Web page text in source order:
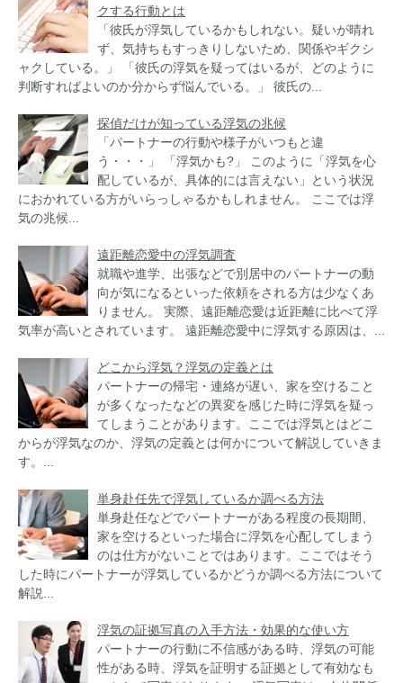
クする行動とは
「彼氏が浮気しているかもしれない。疑いが晴れ
ず、気持ちもすっきりしないため、関係やギクシ
ャクしている。」 「彼氏の浮気を疑ってはいるが、どのように
判断すればよいのか分からず悩んでいる。」 彼氏の...
探偵だけが知っている浮気の兆候
「パートナーの行動や様子がいつもと違
う・・・」 「浮気かも?」 このように「浮気を心
配しているが、具体的には言えない」という状況
におかれている方がいらっしゃるかもしれません。 ここでは浮
気の兆候...
遠距離恋愛中の浮気調査
就職や進学、出張などで別居中のパートナーの動
向が気になるといった依頼をされる方は少なくあ
りません。 実際、遠距離恋愛は近距離に比べて浮
気率が高いとされています。 遠距離恋愛中に浮気する原因は、...
どこから浮気？浮気の定義とは
パートナーの帰宅・連絡が遅い、家を空けること
が多くなったなどの異変を感じた時に浮気を疑っ
てしまうことがあります。ここでは浮気とはどこ
からが浮気なのか、浮気の定義とは何かについて解説していきま
す。...
単身赴任先で浮気しているか調べる方法
単身赴任などでパートナーがある程度の長期間、
家を空けるといった場合に浮気を心配してしまう
のは仕方がないことではあります。ここではそう
した時にパートナーが浮気しているかどうか調べる方法について
解説...
浮気の証拠写真の入手方法・効果的な使い方
パートナーの行動に不信感がある時、浮気の可能
性がある時、浮気を証明する証拠として有効なも